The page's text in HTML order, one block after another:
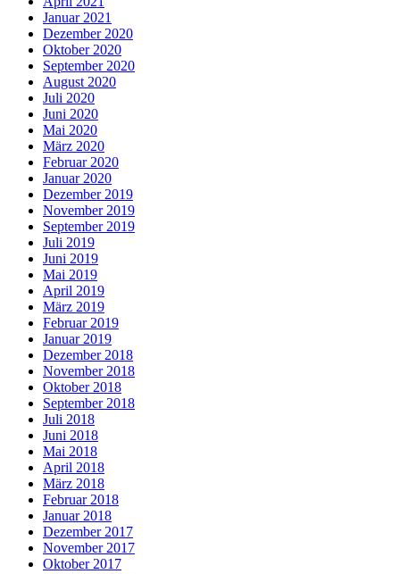
Januar 2021
Dezember 2020
Oktober 2020
September 2020
August 2020
Juli 2020
Juni 2020
Mai 2020
März 2020
Februar 2020
Januar 2020
Dezember 2019
November 2019
September 2019
Juli 2019
Juni 2019
Mai 2019
April 2019
März 2019
Februar 2019
Januar 2019
Dezember 2018
November 2018
Oktober 2018
September 2018
Juli 2018
Juni 2018
Mai 2018
April 2018
März 2018
Februar 2018
Januar 2018
Dezember 2017
November 2017
Oktober 2017